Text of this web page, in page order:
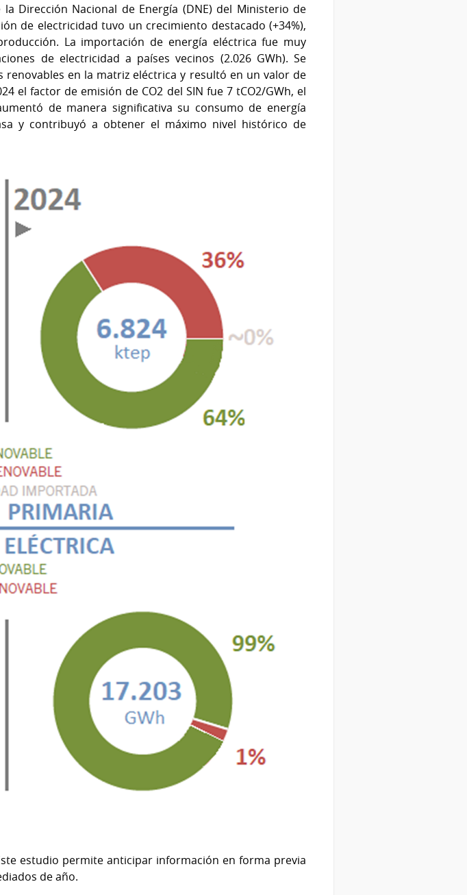
Dirección Nacional de Energía (DNE) del Ministerio de
de electricidad tuvo un crecimiento destacado (+34%),
La importación de energía eléctrica fue muy
de electricidad a países vecinos (2.026 GWh). Se
en la matriz eléctrica y resultó en un valor de
el factor de emisión de CO2 del SIN fue 7 tCO2/GWh, el
de manera significativa su consumo de energía
y contribuyó a obtener el máximo nivel histórico de
estudio permite anticipar información en forma previa
de año.